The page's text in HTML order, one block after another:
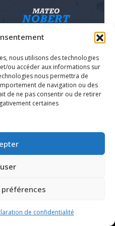
nous utilisons des technologies
ou accéder aux informations sur
nous permettra de
de navigation ou des
de ne pas consentir ou de retirer
certaines
de confidentialité
Coins | Épisode 12
2025